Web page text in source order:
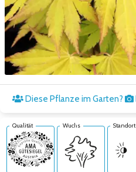
Diese Pflanze im Garten?
Qualität Wuchs Standort